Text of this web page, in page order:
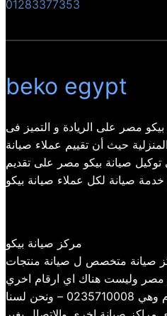
01283377353
beko egypt
مصر على الريادة و التميز فى
حيث أن تقييم عملاء صيانة
صيانة بيكو مصر على تقديم
صيانة لكل عملاء صيانة بيكو
مركز صيانة بيكو
صيانة متخصص ل صيانة منتجات
مصر وليست هناك اي ارقام اخري
معتمده له سوي هذه الارقام وهي 0235710008 – ونحن لسنا